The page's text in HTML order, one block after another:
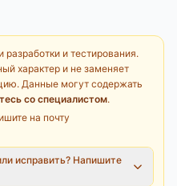
разработки и тестирования.
характер и не заменяет
Данные могут содержать
со специалистом.
на почту
исправить? Напишите